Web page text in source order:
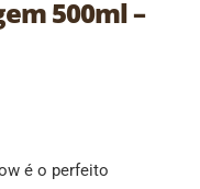
500ml –
é o perfeito